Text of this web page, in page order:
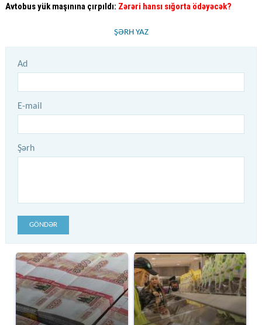
Avtobus yük maşınına çırpıldı: Zərəri hansı sığorta ödəyəcək?
ŞƏRH YAZ
Ad
E-mail
Şərh
GÖNDƏR